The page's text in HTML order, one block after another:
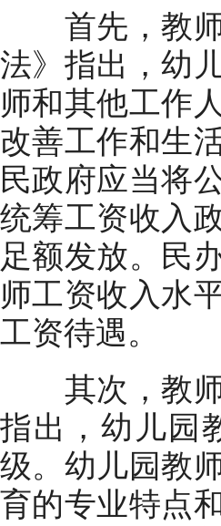
首先，教师
法》指出，幼
师和其他工作
改善工作和生
民政府应当将
统筹工资收入
足额发放。民
师工资收入水
工资待遇。
其次，教师
指出，幼儿园
级。幼儿园教
育的专业特点